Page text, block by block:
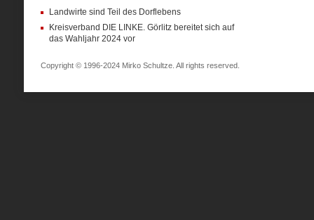
Landwirte sind Teil des Dorflebens
Kreisverband DIE LINKE. Görlitz bereitet sich auf
das Wahljahr 2024 vor
Copyright © 1996-2024 Mirko Schultze. All rights reserved.